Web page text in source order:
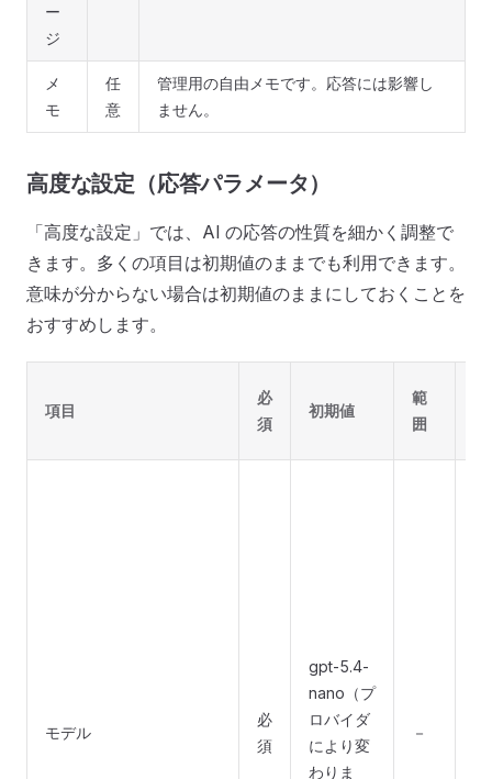
ー
ジ
メ
モ
任
意
管理用の自由メモです。応答には影響し
ません。
高度な設定（応答パラメータ）
「高度な設定」では、AI の応答の性質を細かく調整で
きます。多くの項目は初期値のままでも利用できます。
意味が分からない場合は初期値のままにしておくことを
おすすめします。
項目
必
須
初期値
範
囲
モデル
必
須
gpt-5.4-
nano（プ
ロバイダ
により変
わりま
－